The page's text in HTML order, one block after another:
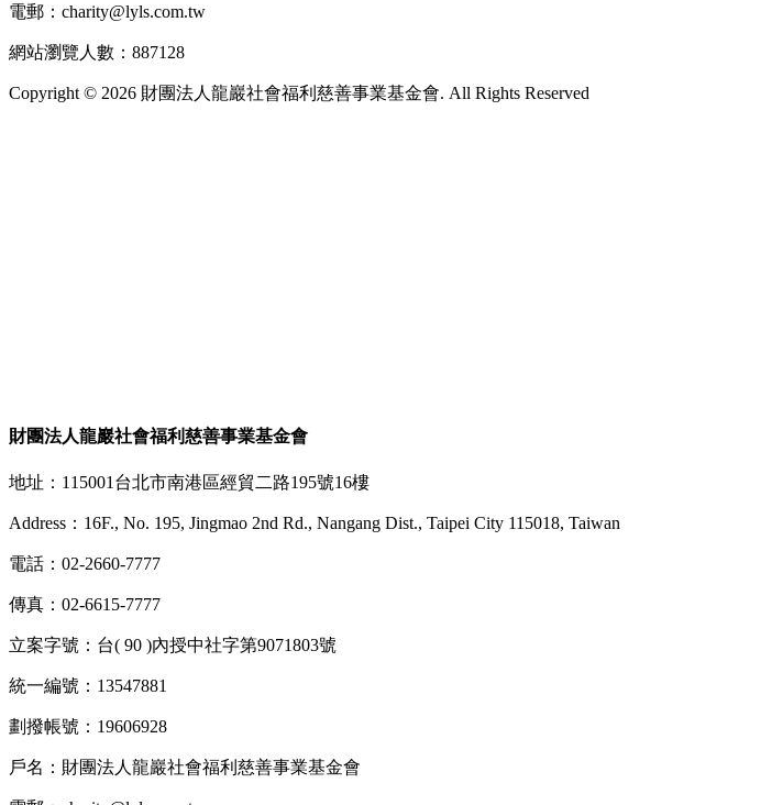
電郵：charity@lyls.com.tw
網站瀏覽人數：887128
Copyright © 2026 財團法人龍巖社會福利慈善事業基金會. All Rights Reserved
財團法人龍巖社會福利慈善事業基金會
地址：115001台北市南港區經貿二路195號16樓
Address：16F., No. 195, Jingmao 2nd Rd., Nangang Dist., Taipei City 115018, Taiwan
電話：02-2660-7777
傳真：02-6615-7777
立案字號：台( 90 )內授中社字第9071803號
統一編號：13547881
劃撥帳號：19606928
戶名：財團法人龍巖社會福利慈善事業基金會